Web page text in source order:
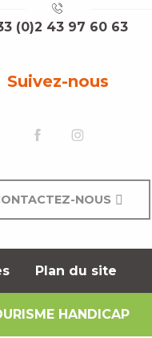
(0)2 43 97 60 63
Suivez-nous
NOUS
Plan du site
HANDICAP